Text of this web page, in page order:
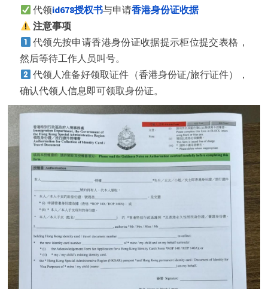
代领id678授权书与申请香港身份证收据
注意事项
代领先按申请香港身份证收据提示柜位提交表格，
然后等待工作人员叫号。
代领人准备好领取证件（香港身份证/旅行证件），
确认代领人信息即可领取身份证。